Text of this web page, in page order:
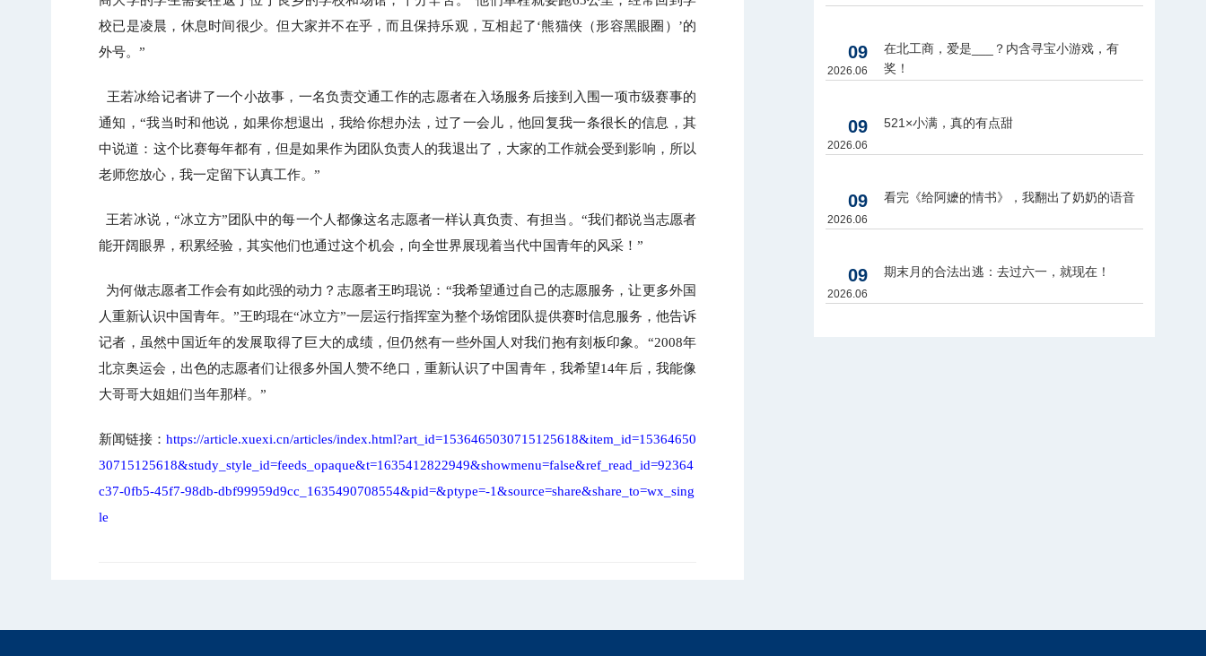
校已是凌晨，休息时间很少。但大家并不在乎，而且保持乐观，互相起了‘熊猫侠（形容黑眼圈）’的
外号。”
王若冰给记者讲了一个小故事，一名负责交通工作的志愿者在入场服务后接到入围一项市级赛事的
通知，“我当时和他说，如果你想退出，我给你想办法，过了一会儿，他回复我一条很长的信息，其
中说道：这个比赛每年都有，但是如果作为团队负责人的我退出了，大家的工作就会受到影响，所以
老师您放心，我一定留下认真工作。”
王若冰说，“冰立方”团队中的每一个人都像这名志愿者一样认真负责、有担当。“我们都说当志愿者
能开阔眼界，积累经验，其实他们也通过这个机会，向全世界展现着当代中国青年的风采！”
为何做志愿者工作会有如此强的动力？志愿者王昀琨说：“我希望通过自己的志愿服务，让更多外国
人重新认识中国青年。”王昀琨在“冰立方”一层运行指挥室为整个场馆团队提供赛时信息服务，他告诉
记者，虽然中国近年的发展取得了巨大的成绩，但仍然有一些外国人对我们抱有刻板印象。“2008年
北京奥运会，出色的志愿者们让很多外国人赞不绝口，重新认识了中国青年，我希望14年后，我能像
大哥哥大姐姐们当年那样。”
新闻链接： https://article.xuexi.cn/articles/index.html?art_id=1536465030715125618&item_id=15364650
30715125618&study_style_id=feeds_opaque&t=1635412822949&showmenu=false&ref_read_id=92364
c37-0fb5-45f7-98db-dbf99959d9cc_1635490708554&pid=&ptype=-1&source=share&share_to=wx_sing
le
09
2026.06
在北工商，爱是___？内含寻宝小游戏，有
奖！
09
2026.06
521×小满，真的有点甜
09
2026.06
看完《给阿嬷的情书》，我翻出了奶奶的语音
09
2026.06
期末月的合法出逃：去过六一，就现在！